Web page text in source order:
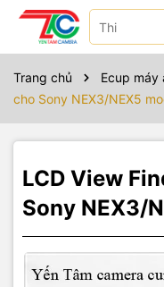
Trang chủ Ecup máy
cho Sony NEX3/NEX5
LCD View
Sony NEX3/
Sản phẩm bao